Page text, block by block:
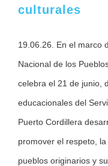
culturales
19.06.26. En el marco
Nacional de los
celebra el 21 de junio,
educacionales del
Puerto Cordillera
promover el respeto,
pueblos originarios y